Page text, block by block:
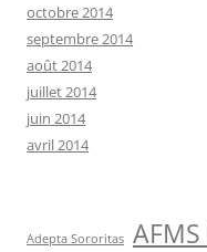
octobre 2014
septembre 2014
août 2014
juillet 2014
juin 2014
avril 2014
Adepta Sororitas